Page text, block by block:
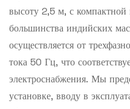
высоту 2,5 м, с компактной
большинства индийских
осуществляется от
тока 50 Гц, что
электроснабжения. Мы
установке, вводу в